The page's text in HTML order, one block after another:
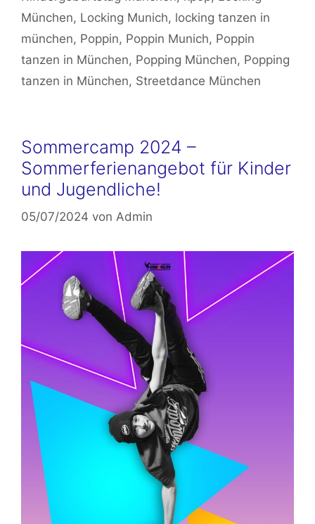
München, Locking Munich, locking tanzen in
münchen, Poppin, Poppin Munich, Poppin
tanzen in München, Popping München, Popping
tanzen in München, Streetdance München
Sommercamp 2024 –
Sommerferienangebot für Kinder
und Jugendliche!
05/07/2024 von Admin